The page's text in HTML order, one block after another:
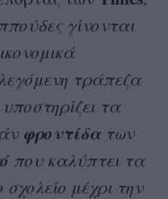
γίνονται
τράπεζα
τα
φροντίδατων
που καλύπτει τα
μέχρι την